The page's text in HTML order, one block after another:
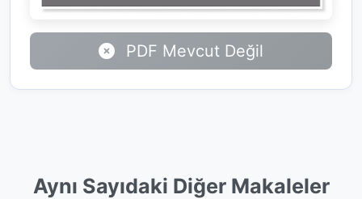
PDF Mevcut Değil
Aynı Sayıdaki Diğer Makaleler